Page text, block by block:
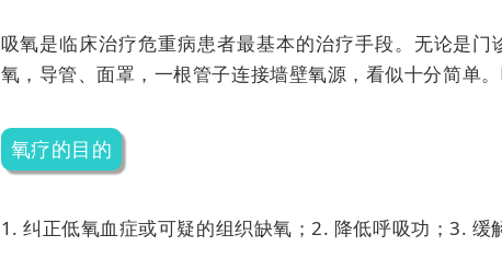
吸氧是临床治疗危重病患者最基本的治疗手段。无论是
氧，导管、面罩，一根管子连接墙壁氧源，看似十分简单
氧疗的目的
1. 纠正低氧血症或可疑的组织缺氧；2. 降低呼吸功；3. 缓